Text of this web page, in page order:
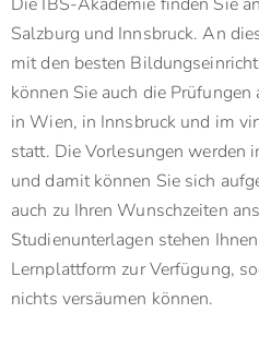
Salzburg und Innsbruck. An
mit den besten
können Sie auch die
in Wien, in Innsbruck und im
statt. Die Vorlesungen werden
und damit können Sie sich
auch zu Ihren Wunschzeiten
Studienunterlagen stehen
Lernplattform zur Verfügung,
nichts versäumen können.